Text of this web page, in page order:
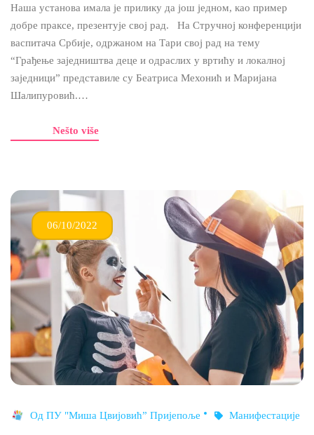
Наша установа имала је прилику да још једном, као пример
добре праксе, презентује свој рад. На Стручној конференцији
васпитача Србије, одржаном на Тари свој рад на тему
“Грађење заједништва деце и одраслих у вртићу и локалној
заједници” представиле су Беатриса Мехонић и Маријана
Шалипуровић.…
Nešto više
06/10/2022
Од ПУ "Миша Цвијовић” Пријепоље Манифестације